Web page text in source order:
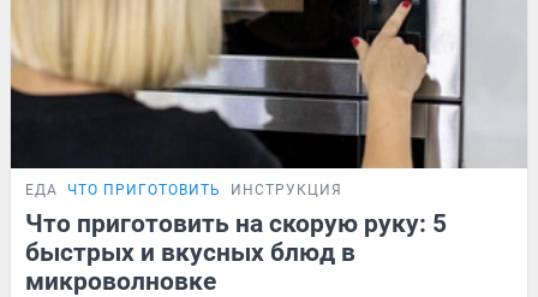
ЕДА ЧТО ПРИГОТОВИТЬ ИНСТРУКЦИЯ
Что приготовить на скорую руку: 5
быстрых и вкусных блюд в
микроволновке